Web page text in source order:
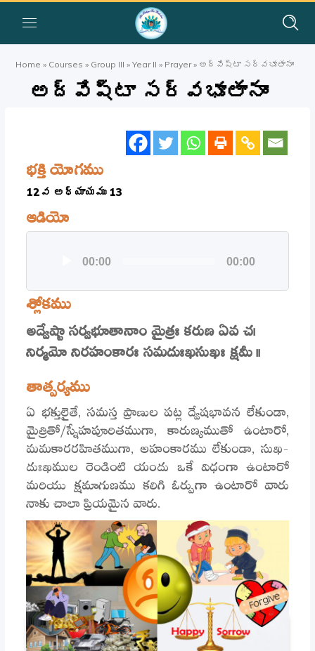
Home » Courses » Group III »Year II » Prayer» అద్వేష్టా సర్వభూతానాం
అద్వేష్టా సర్వభూతానాం
భక్తి యోగము
12వ అధ్యాయము 13
ఆడియో
00:00 00:00
శ్లోకము
అద్వేష్టా సర్వభూతానాం మైత్రః కరుణ ఏవ చ।
నిర్మమో నిరహంకారః సమదుఃఖసుఖః క్షమీ ।।
తాత్పర్యము
ఏ భక్తులైతే, సమస్త ప్రాణుల పట్ల ద్వేషభావన లేకుండా,
మైత్రితో/స్నేహపూరితముగా, కారుణ్యముతో ఉంటారో,
మమకారరహితముగా, అహంకారము లేకుండా, సుఖ-
దుఃఖముల రెండింటి యందు ఒకే విధంగా ఉంటారో
మరియు క్షమాగుణము కలిగి ఓర్పుగా ఉంటారో వారు
నాకు చాలా ప్రియమైన వారు.